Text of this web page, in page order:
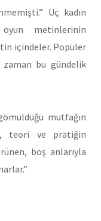
Üç kadın
metinlerinin
içindeler. Popüler
bu gündelik
mutfağın
teori ve pratiğin
boş anlarıyla